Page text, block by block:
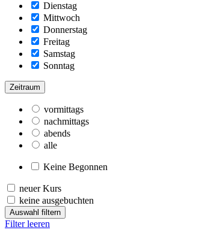
Dienstag
Mittwoch
Donnerstag
Freitag
Samstag
Sonntag
Zeitraum
vormittags
nachmittags
abends
alle
Keine Begonnen
neuer Kurs
keine ausgebuchten
Auswahl filtern
Filter leeren